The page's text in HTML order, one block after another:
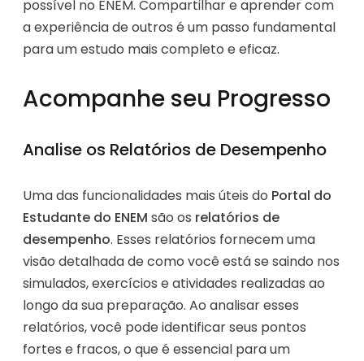
possível no ENEM. Compartilhar e aprender com
a experiência de outros é um passo fundamental
para um estudo mais completo e eficaz.
Acompanhe seu Progresso
Analise os Relatórios de Desempenho
Uma das funcionalidades mais úteis do Portal do
Estudante do ENEM são os relatórios de
desempenho. Esses relatórios fornecem uma
visão detalhada de como você está se saindo nos
simulados, exercícios e atividades realizadas ao
longo da sua preparação. Ao analisar esses
relatórios, você pode identificar seus pontos
fortes e fracos, o que é essencial para um